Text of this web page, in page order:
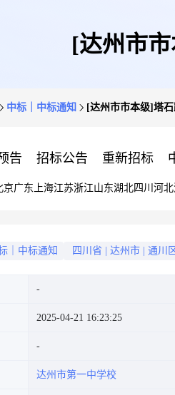
[达州市
中标｜中标通知 [达州市市本级]塔
告 招标公告 重新招标
京广东 上海江苏浙江山东湖北四川 河北
｜中标通知 四川省 达州市 通川
2025-04-21 16:23:25
达州市第一中学校